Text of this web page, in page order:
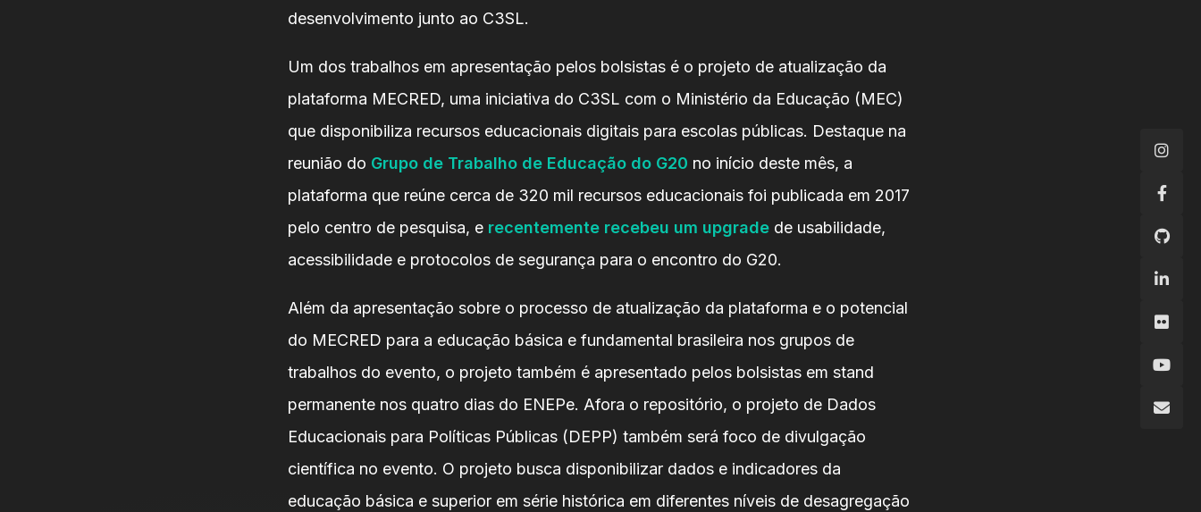
desenvolvimento junto ao C3SL.
Um dos trabalhos em apresentação pelos bolsistas é o projeto de atualização da
plataforma MECRED, uma iniciativa do C3SL com o Ministério da Educação (MEC)
que disponibiliza recursos educacionais digitais para escolas públicas. Destaque na
reunião do Grupo de Trabalho de Educação do G20 no início deste mês, a
plataforma que reúne cerca de 320 mil recursos educacionais foi publicada em 2017
pelo centro de pesquisa, e recentemente recebeu um upgrade de usabilidade,
acessibilidade e protocolos de segurança para o encontro do G20.
Além da apresentação sobre o processo de atualização da plataforma e o potencial
do MECRED para a educação básica e fundamental brasileira nos grupos de
trabalhos do evento, o projeto também é apresentado pelos bolsistas em stand
permanente nos quatro dias do ENEPe. Afora o repositório, o projeto de Dados
Educacionais para Políticas Públicas (DEPP) também será foco de divulgação
científica no evento. O projeto busca disponibilizar dados e indicadores da
educação básica e superior em série histórica em diferentes níveis de desagregação